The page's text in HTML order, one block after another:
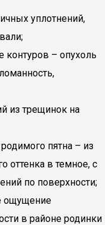
уплотнений,
контуров – опухоль
из трещинок на
пятна – из
оттенка в темное, с
по поверхности;
ощущение
в районе родинки